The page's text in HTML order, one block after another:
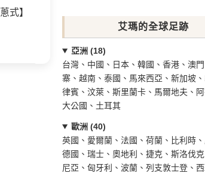
式】
艾瑪的全球足跡
亞洲 (18)
台灣、中國、日本、韓國、香港、澳
寨、越南、泰國、馬來西亞、新加坡
律賓、汶萊、斯里蘭卡、馬爾地夫、
大公國、土耳其
歐洲 (40)
英國、愛爾蘭、法國、荷蘭、比利時、
德國、瑞士、奧地利、捷克、斯洛伐
尼亞、匈牙利、波蘭、列支敦士登、